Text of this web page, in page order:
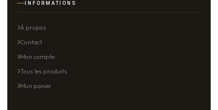
INFORMATIONS
À propos
Contact
Mon compte
Tous les produits
Mon panier